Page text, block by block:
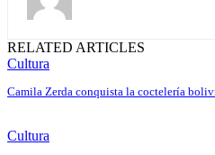
RELATED ARTICLES
Cultura
Camila Zerda conquista la coctelería
Cultura